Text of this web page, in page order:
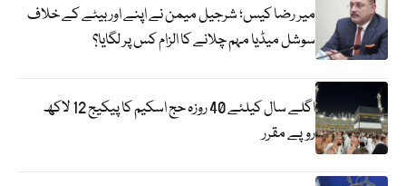
میر رضا کیس؛ شرجیل میمن نے اپنے اور بیٹے کے خلاف
سوشل میڈیا مہم چلانے کا الزام کس پر لگایا؟
اگلے سال کیلئے 40 روزہ حج اسکیم کا پیکیج 12 لاکھ
روپے مقرر